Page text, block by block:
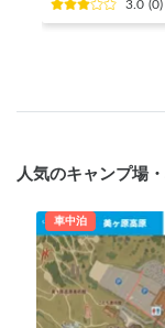
3.0 (0)
人気のキャンプ場
車中泊